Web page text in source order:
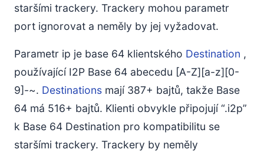
staršími trackery. Trackery mohou parametr
port ignorovat a neměly by jej vyžadovat.
Parametr ip je base 64 klientského Destination ,
používající I2P Base 64 abecedu [A-Z][a-z][0-
9]-~. Destinations mají 387+ bajtů, takže Base
64 má 516+ bajtů. Klienti obvykle připojují “.i2p”
k Base 64 Destination pro kompatibilitu se
staršími trackery. Trackery by neměly